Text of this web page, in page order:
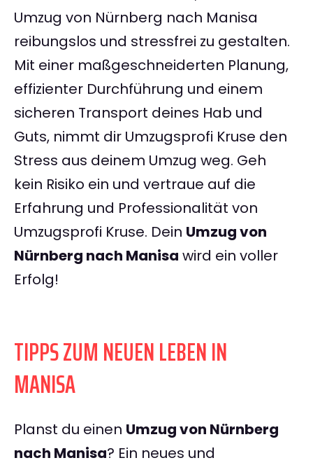
Umzug von Nürnberg nach Manisa
reibungslos und stressfrei zu gestalten.
Mit einer maßgeschneiderten Planung,
effizienter Durchführung und einem
sicheren Transport deines Hab und
Guts, nimmt dir Umzugsprofi Kruse den
Stress aus deinem Umzug weg. Geh
kein Risiko ein und vertraue auf die
Erfahrung und Professionalität von
Umzugsprofi Kruse. Dein Umzug von
Nürnberg nach Manisa wird ein voller
Erfolg!
TIPPS ZUM NEUEN LEBEN IN
MANISA
Planst du einen Umzug von Nürnberg
nach Manisa? Ein neues und